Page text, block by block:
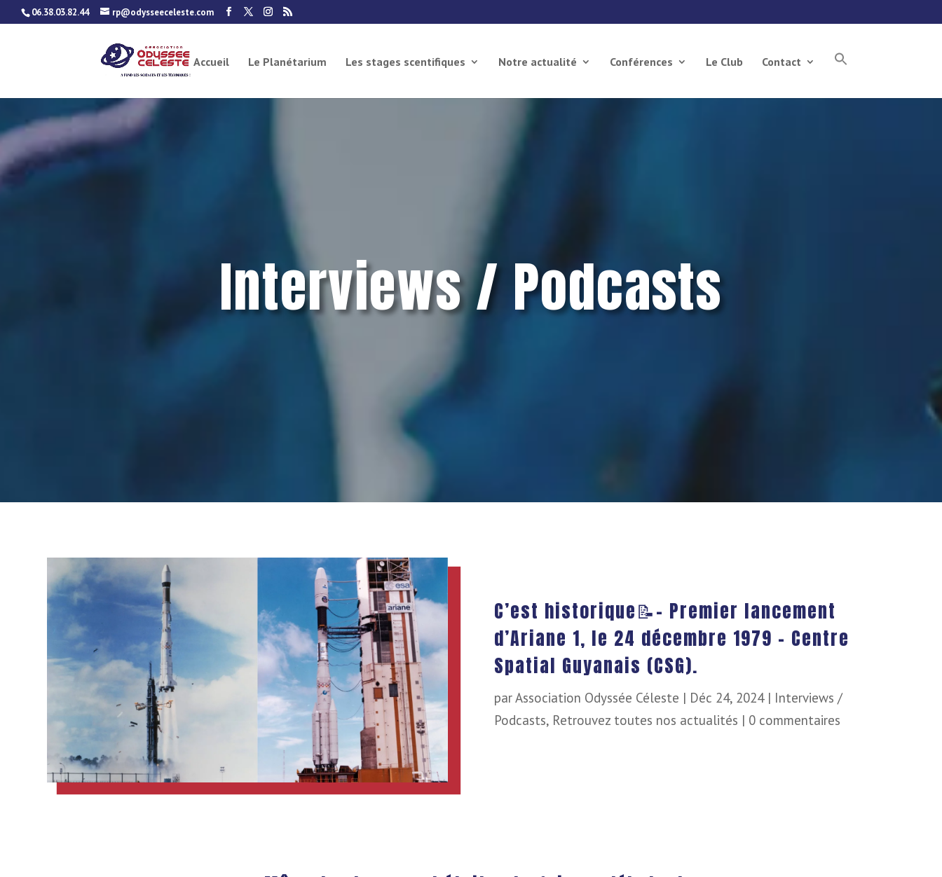
06.38.03.82.44 rp@odysseeceleste.com
Accueil Le Planétarium Les stages scentifiques Notre actualité Conférences Le Club Contact
Interviews / Podcasts
C’est historique📝- Premier lancement
d’Ariane 1, le 24 décembre 1979 – Centre
Spatial Guyanais (CSG).
parAssociation Odyssée Céleste | Déc 24, 2024| Interviews /
Podcasts, Retrouvez toutes nos actualités | 0 commentaires